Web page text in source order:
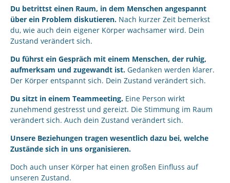
Du betrittst einen Raum, in dem Menschen angespannt
über ein Problem diskutieren. Nach kurzer Zeit bemerkst
du, wie auch dein eigener Körper wachsamer wird. Dein
Zustand verändert sich.
Du führst ein Gespräch mit einem Menschen, der ruhig,
aufmerksam und zugewandt ist. Gedanken werden klarer.
Der Körper entspannt sich. Dein Zustand verändert sich.
Du sitzt in einem Teammeeting. Eine Person wirkt
zunehmend gestresst und gereizt. Die Stimmung im Raum
verändert sich. Auch dein Zustand verändert sich.
Unsere Beziehungen tragen wesentlich dazu bei, welche
Zustände sich in uns organisieren.
Doch auch unser Körper hat einen großen Einfluss auf
unseren Zustand.